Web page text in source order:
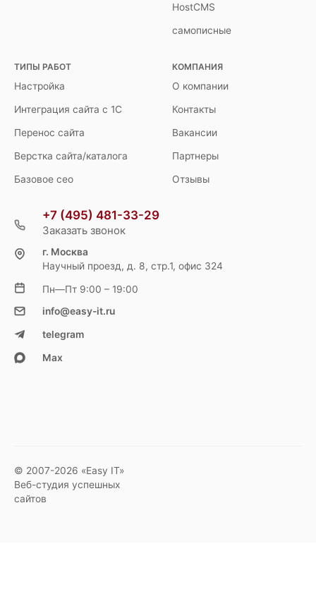
HostCMS
самописные
ТИПЫ РАБОТ
Настройка
Интеграция сайта с 1С
Перенос сайта
Верстка сайта/каталога
Базовое сео
КОМПАНИЯ
О компании
Контакты
Вакансии
Партнеры
Отзывы
+7 (495) 481-33-29
Заказать звонок
г. Москва
Научный проезд, д. 8, стр.1, офис 324
Пн—Пт 9:00 – 19:00
info@easy-it.ru
telegram
Max
© 2007-2026 «Easy IT»
Веб-студия успешных
сайтов